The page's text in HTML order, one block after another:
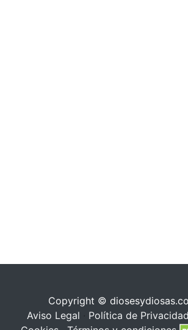
Copyright ©
Aviso Legal
Política de Privacidad